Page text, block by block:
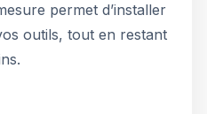
permet d’installer
outils, tout en restant